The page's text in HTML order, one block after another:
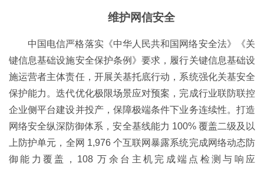
维护网信安全
中国电信严格落实《中华人民共和国网络安全法》《关
键信息基础设施安全保护条例》要求，履行关键信息基础设
施运营者主体责任，开展关基托底行动，系统强化关基安全
保护能力。迭代优化极限场景应对预案，完成行业联防联控
企业侧平台建设并投产，保障极端条件下业务连续性。打造
网络安全纵深防御体系，安全基线能力 100% 覆盖二级及以
上防护单元，全网 1,976 个互联网暴露系统完成网络动态防
御能力覆盖，108 万余台主机完成端点检测与响应